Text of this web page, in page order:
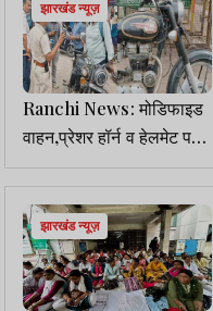
झारखंड न्यूज़
Ranchi News: मोडिफाइड
वाहन,प्रेशर हॉर्न व हेलमेट पर
पुलिस की पैनी नजर, कट रहा
चालान
झारखंड न्यूज़